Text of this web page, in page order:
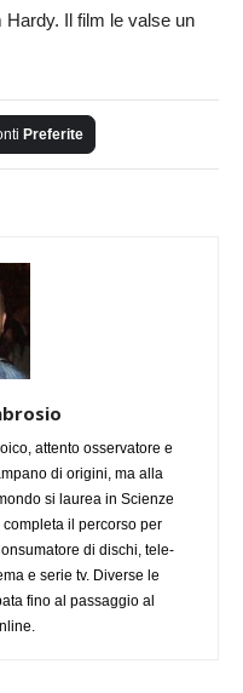
Il film le valse un
Preferite
attento osservatore e
di origini, ma alla
si laurea in Scienze
il percorso per
di dischi, tele-
e serie tv. Diverse le
fino al passaggio al